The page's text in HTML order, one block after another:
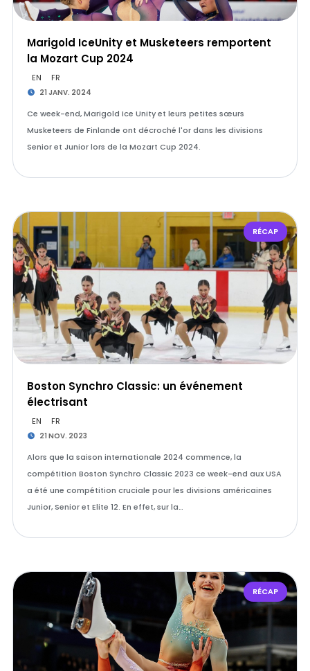
Marigold IceUnity et Musketeers remportent
la Mozart Cup 2024
EN FR
21 JANV. 2024
Ce week-end, Marigold Ice Unity et leurs petites sœurs
Musketeers de Finlande ont décroché l'or dans les divisions
Senior et Junior lors de la Mozart Cup 2024.
RÉCAP
Boston Synchro Classic: un événement
électrisant
EN FR
21 NOV. 2023
Alors que la saison internationale 2024 commence, la
compétition Boston Synchro Classic 2023 ce week-end aux USA
a été une compétition cruciale pour les divisions américaines
Junior, Senior et Elite 12. En effet, sur la…
RÉCAP